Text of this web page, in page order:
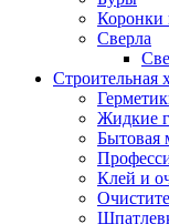
Коронки
Сверла
Строительная
Жидкие
Бытовая
Клей и